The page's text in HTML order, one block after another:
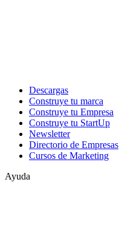
Descargas
Construye tu marca
Construye tu Empresa
Construye tu StartUp
Newsletter
Directorio de Empresas
Cursos de Marketing
Ayuda